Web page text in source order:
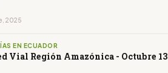
2025
EN ECUADOR
Vial Región Amazónica - Octubre 13